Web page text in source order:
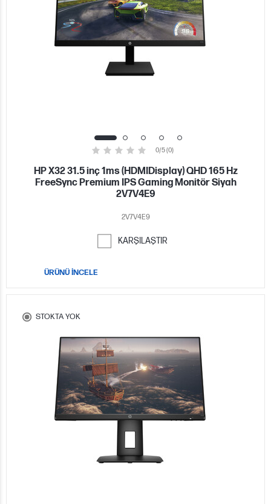
0/5 (0)
HP X32 31.5 inç 1ms (HDMIDisplay) QHD 165 Hz
FreeSync Premium IPS Gaming Monitör Siyah
2V7V4E9
2V7V4E9
KARŞILAŞTIR
ÜRÜNÜ İNCELE
STOKTA YOK